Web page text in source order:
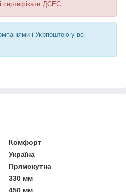
сертифікати ДСЕС.
і Укрпоштою у всі
Комфорт
Україна
Прямокутна
330 мм
450 мм